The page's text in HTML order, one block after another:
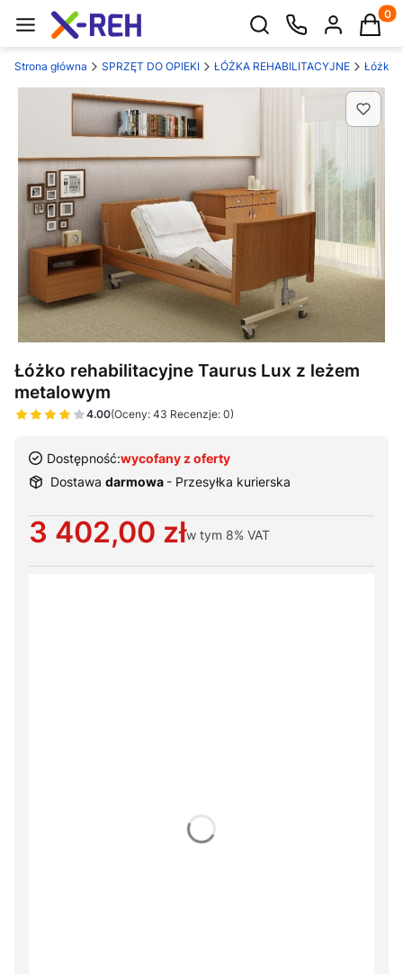
Otwórz wyszukiwarkę
Strona główna SPRZĘT DO OPIEKI ŁÓŻKA REHABILITACYJNE Łóżka
Łóżko rehabilitacyjne Taurus Lux z leżem
metalowym
4.00(Oceny: 43 Recenzje: 0)
Dostępność:wycofany z oferty
Dostawa darmowa - Przesyłka kurierska
Cena
3 402,00 złw tym 8% VAT